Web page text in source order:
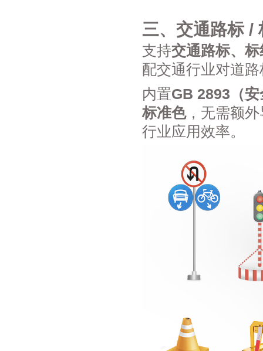
三、交通路标 /
支持交通路标、
配交通行业对道
内置GB 2893（
标准色，无需额
行业应用效率。